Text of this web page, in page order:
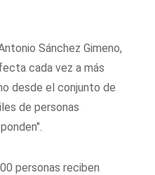
Sánchez Gimeno,
cada vez a más
desde el conjunto de
de personas
personas reciben